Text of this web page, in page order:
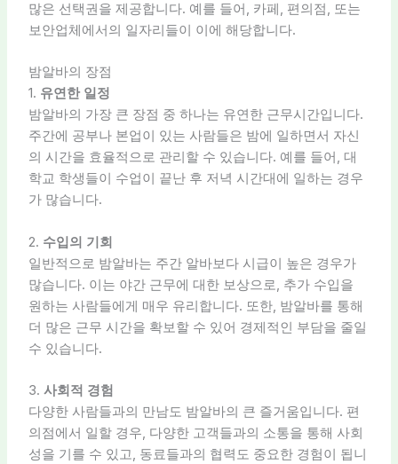
많은 선택권을 제공합니다. 예를 들어, 카페, 편의점, 또는
보안업체에서의 일자리들이 이에 해당합니다.
밤알바의 장점
1. 유연한 일정
밤알바의 가장 큰 장점 중 하나는 유연한 근무시간입니다.
주간에 공부나 본업이 있는 사람들은 밤에 일하면서 자신
의 시간을 효율적으로 관리할 수 있습니다. 예를 들어, 대
학교 학생들이 수업이 끝난 후 저녁 시간대에 일하는 경우
가 많습니다.
2. 수입의 기회
일반적으로 밤알바는 주간 알바보다 시급이 높은 경우가
많습니다. 이는 야간 근무에 대한 보상으로, 추가 수입을
원하는 사람들에게 매우 유리합니다. 또한, 밤알바를 통해
더 많은 근무 시간을 확보할 수 있어 경제적인 부담을 줄일
수 있습니다.
3. 사회적 경험
다양한 사람들과의 만남도 밤알바의 큰 즐거움입니다. 편
의점에서 일할 경우, 다양한 고객들과의 소통을 통해 사회
성을 기를 수 있고, 동료들과의 협력도 중요한 경험이 됩니